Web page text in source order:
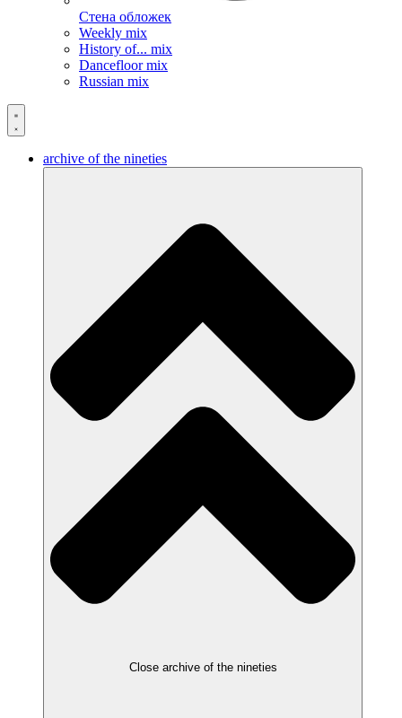
Стена обложек
Weekly mix
History of... mix
Dancefloor mix
Russian mix
archive of the nineties
Close archive of the nineties